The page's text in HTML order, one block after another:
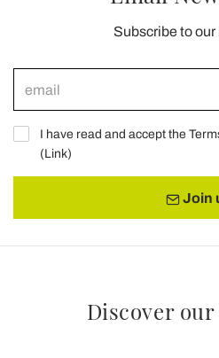
Subscribe to
I have read and accept the
(Link)
Join
Discover